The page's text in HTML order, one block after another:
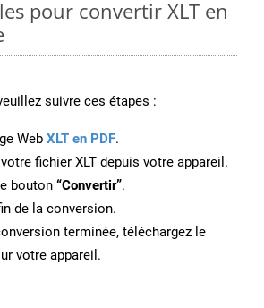
pour convertir XLT en
suivre ces étapes :
Web XLT en PDF.
fichier XLT depuis votre appareil.
bouton “Convertir”.
de la conversion.
terminée, téléchargez le
votre appareil.